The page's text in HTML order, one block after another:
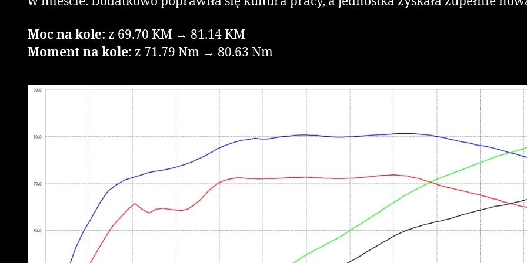
Moc na kole: z 69.70 KM → 81.14 KM
Moment na kole: z 71.79 Nm → 80.63 Nm